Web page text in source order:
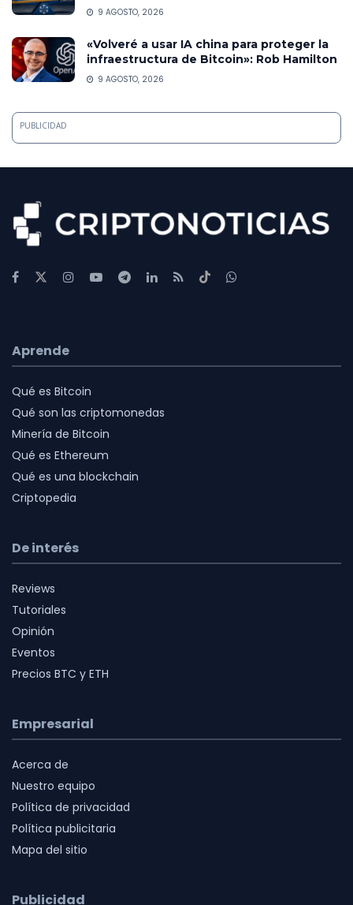
9 AGOSTO, 2026
«Volveré a usar IA china para proteger la
infraestructura de Bitcoin»: Rob Hamilton
9 AGOSTO, 2026
PUBLICIDAD
Aprende
Qué es Bitcoin
Qué son las criptomonedas
Minería de Bitcoin
Qué es Ethereum
Qué es una blockchain
Criptopedia
De interés
Reviews
Tutoriales
Opinión
Eventos
Precios BTC y ETH
Empresarial
Acerca de
Nuestro equipo
Política de privacidad
Política publicitaria
Mapa del sitio
Publicidad